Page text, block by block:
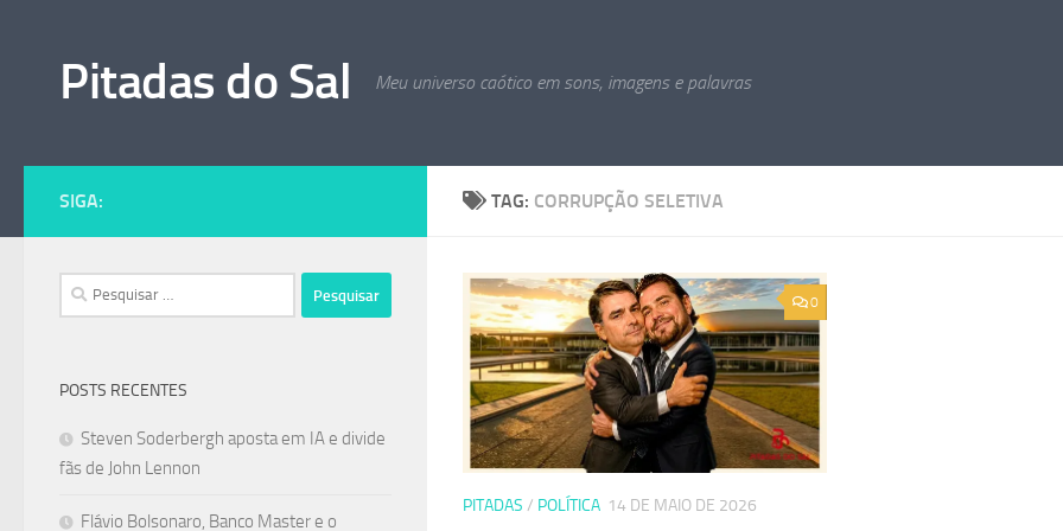
Pitadas do Sal Meu universo caótico em sons, imagens e palavras
TAG: CORRUPÇÃO SELETIVA
0
PITADAS / POLÍTICA 14 DE MAIO DE 2026
SIGA:
Pesquisar
por:
POSTS RECENTES
Steven Soderbergh aposta em IA e divide
fãs de John Lennon
Flávio Bolsonaro, Banco Master e o